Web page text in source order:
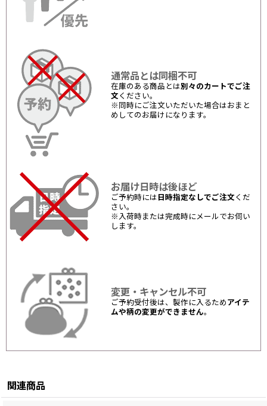
通常品とは同梱不可
在庫のある商品とは別々のカートでご注
文 ください。
※同時にご注文いただいた場合はおまと
めしてのお届けになります。
お届け日時は後ほど
ご予約時には 日時指定なしでご注文 くだ
さい。
※入荷時または完成時にメールでお伺い
します。
変更・キャンセル不可
ご予約受付後は、製作に入るため アイテ
ムや柄の変更ができません。
関連商品